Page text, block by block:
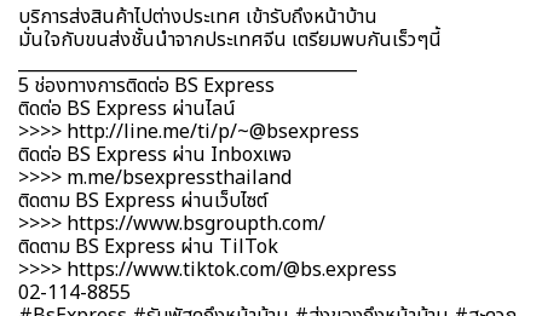
บริการส่งสินค้าไปต่างประเทศ เข้ารับถึงหน้าบ้าน
มั่นใจกับขนส่งชั้นนำจากประเทศจีน เตรียมพบกันเร็วๆนี้
5 ช่องทางการติดต่อ BS Express
ติดต่อ BS Express ผ่านไลน์
>>>> http://line.me/ti/p/~@bsexpress
ติดต่อ BS Express ผ่าน Inboxเพจ
>>>> m.me/bsexpressthailand
ติดตาม BS Express ผ่านเว็บไซต์
>>>> https://www.bsgroupth.com/
ติดตาม BS Express ผ่าน TilTok
>>>> https://www.tiktok.com/@bs.express
02-114-8855